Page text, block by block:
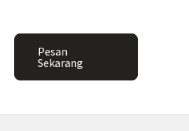
Pesan
Sekarang